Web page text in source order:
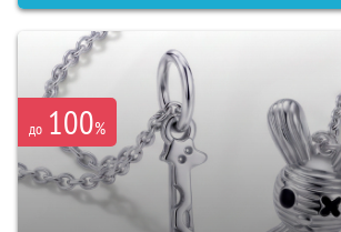
до 100%